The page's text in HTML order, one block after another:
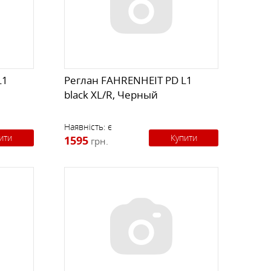
СТРАХУВАЛЬНІ СИСТЕМИ
НОЖІ, МУЛЬТИІНСТРУМЕНТ
Реглан FAHRENHEIT PD L1
black XL/R, Черный
Наявність: є
1595 грн. Купити